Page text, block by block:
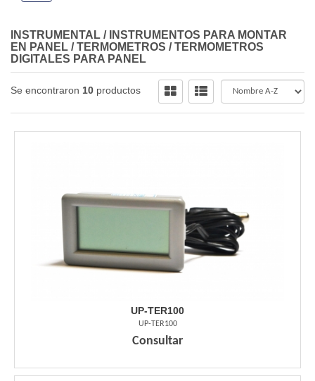
INSTRUMENTAL / INSTRUMENTOS PARA MONTAR
EN PANEL /TERMOMETROS /TERMOMETROS
DIGITALES PARA PANEL
Se encontraron 10 productos
UP-TER100
UP-TER100
Consultar